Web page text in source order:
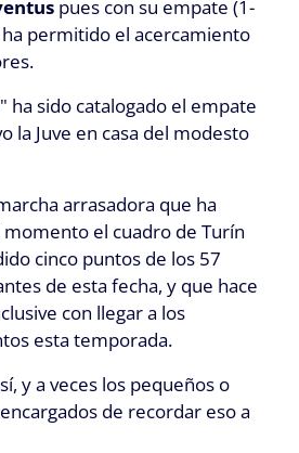
pues con su empate (1-
permitido el acercamiento
ha sido catalogado el empate
la Juve en casa del modesto
arrasadora que ha
el cuadro de Turín
cinco puntos de los 57
de esta fecha, y que hace
con llegar a los
esta temporada.
y a veces los pequeños o
de recordar eso a